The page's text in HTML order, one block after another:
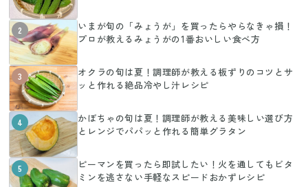
2
いまが旬の「みょうが」を買ったらやらなきゃ損！
プロが教えるみょうがの1番おいしい食べ方
3
オクラの旬は夏！調理師が教える板ずりのコツとサ
ッと作れる絶品冷やし汁レシピ
4
かぼちゃの旬は夏！調理師が教える美味しい選び方
とレンジでパパッと作れる簡単グラタン
5
ピーマンを買ったら即試したい！火を通してもビタ
ミンを逃さない手軽なスピードおかずレシピ